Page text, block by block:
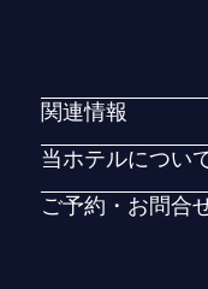
関連情報
当ホテルについ
ご予約・お問合